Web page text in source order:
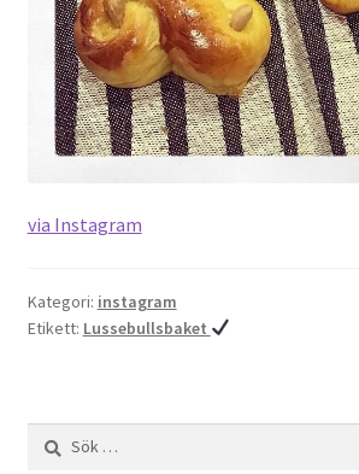
via Instagram
Kategori: instagram
Etikett: Lussebullsbaket
Sök
efter: